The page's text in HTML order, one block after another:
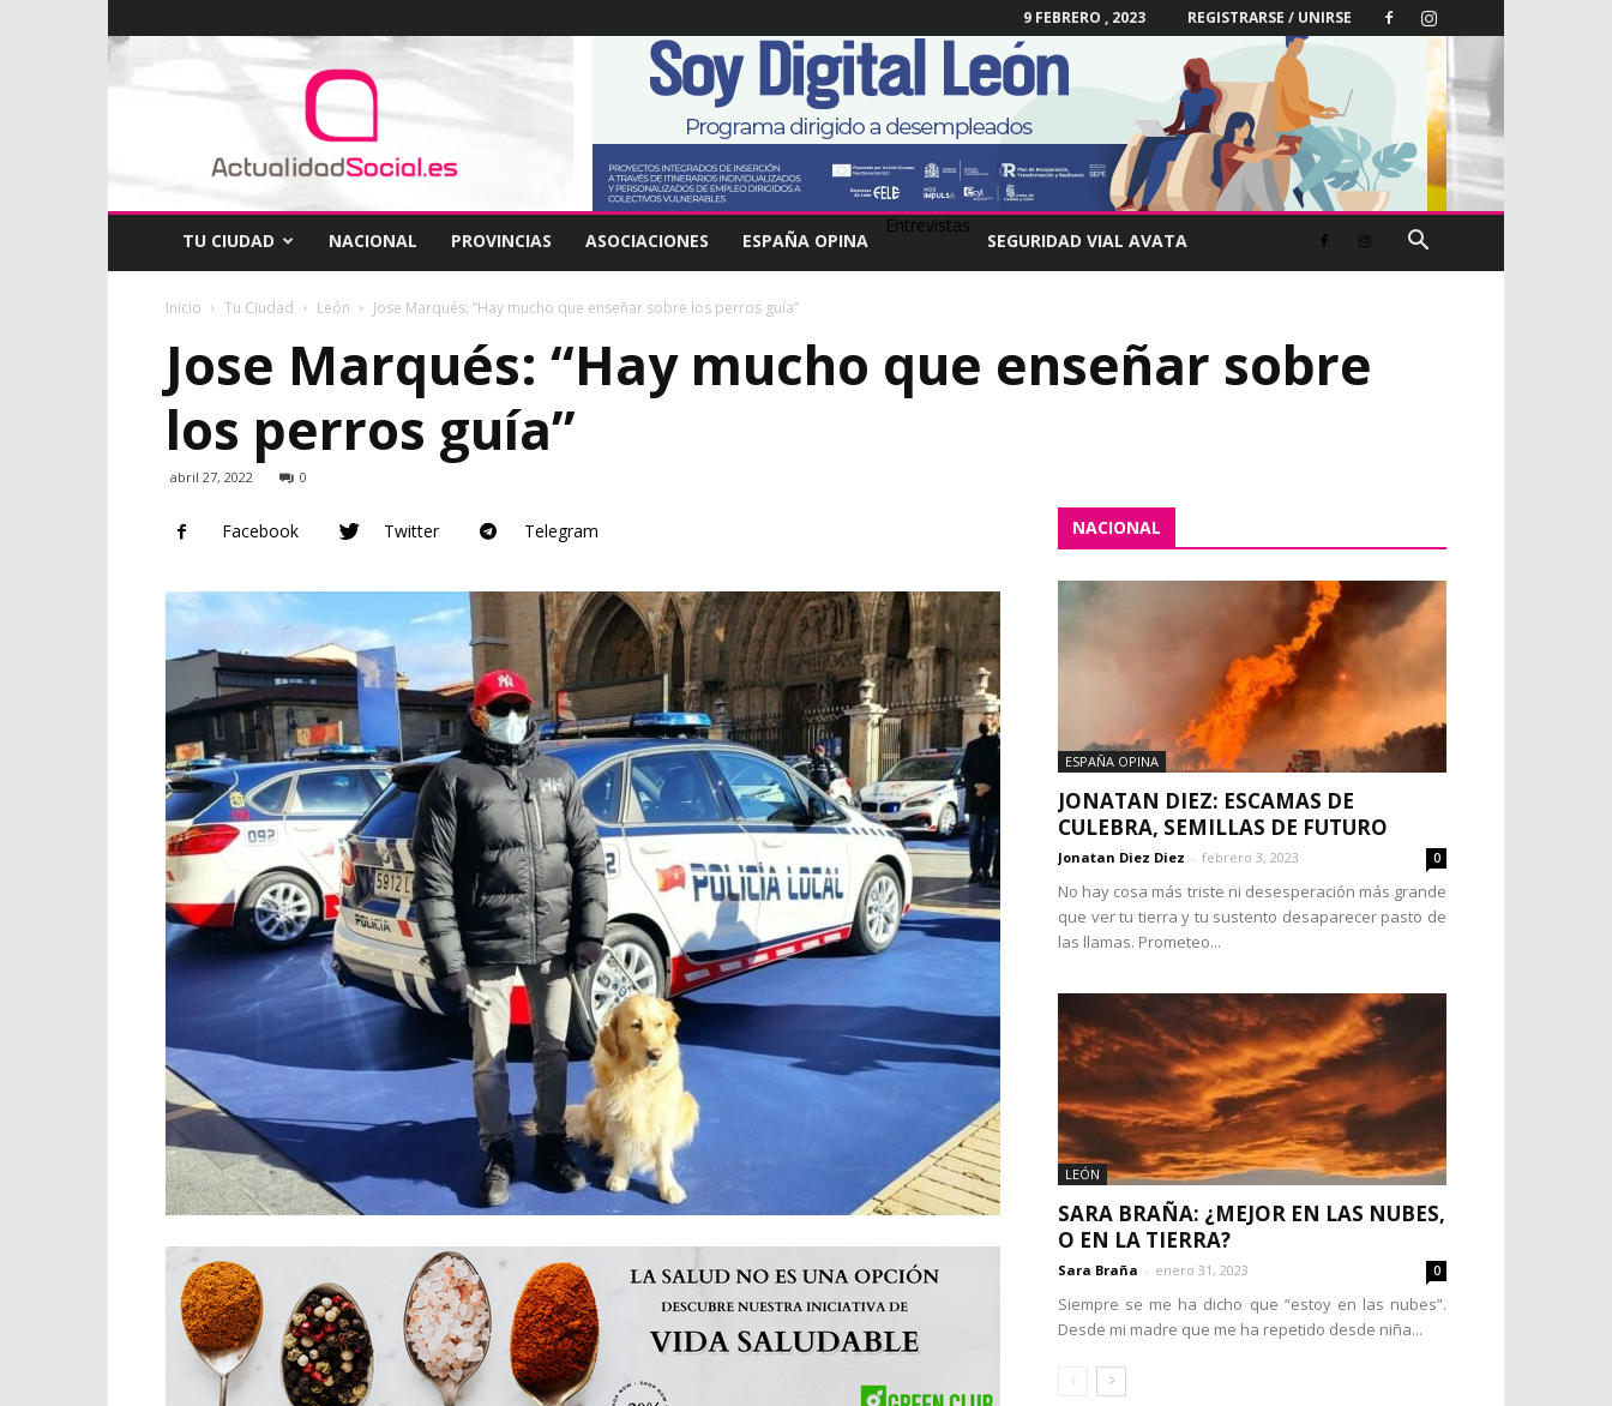
9 FEBRERO , 2023 REGISTRARSE / UNIRSE
ActualidadSocial
TU CIUDAD NACIONAL PROVINCIAS ASOCIACIONES ESPAÑA OPINA
Entrevistas
SEGURIDAD VIAL AVATA
Inicio Tu Ciudad León Jose Marqués: “Hay mucho que enseñar sobre los perros guía”
Jose Marqués: “Hay mucho que enseñar sobre
los perros guía”
abril 27, 2022 0
Facebook Twitter Telegram NACIONAL
ESPAÑA OPINA
JONATAN DIEZ: ESCAMAS DE
CULEBRA, SEMILLAS DE FUTURO
Jonatan Diez Diez - febrero 3, 2023 0
No hay cosa más triste ni desesperación más grande
que ver tu tierra y tu sustento desaparecer pasto de
las llamas. Prometeo...
LEÓN
SARA BRAÑA: ¿MEJOR EN LAS NUBES,
O EN LA TIERRA?
Sara Braña - enero 31, 2023 0
Siempre se me ha dicho que “estoy en las nubes”.
Desde mi madre que me ha repetido desde niña...